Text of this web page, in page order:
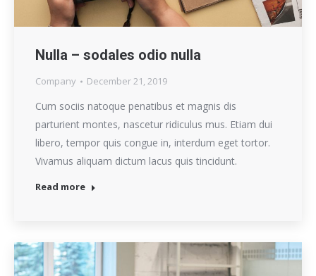
Nulla – sodales odio nulla
Company December 21, 2019
Cum sociis natoque penatibus et magnis dis
parturient montes, nascetur ridiculus mus. Etiam dui
libero, tempor quis congue in, interdum eget tortor.
Vivamus aliquam dictum lacus quis tincidunt.
Read more